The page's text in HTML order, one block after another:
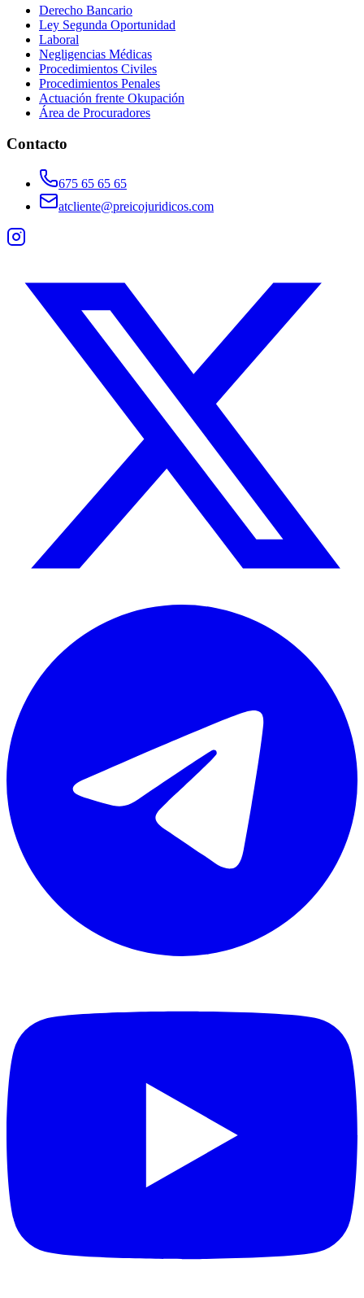
Derecho Bancario
Ley Segunda Oportunidad
Laboral
Negligencias Médicas
Procedimientos Civiles
Procedimientos Penales
Actuación frente Okupación
Área de Procuradores
Contacto
675 65 65 65
atcliente@preicojuridicos.com